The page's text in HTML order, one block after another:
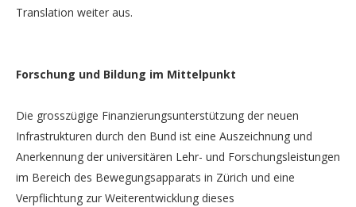
Translation weiter aus.
Forschung und Bildung im Mittelpunkt
Die grosszügige Finanzierungsunterstützung der neuen
Infrastrukturen durch den Bund ist eine Auszeichnung und
Anerkennung der universitären Lehr- und Forschungsleistungen
im Bereich des Bewegungsapparats in Zürich und eine
Verpflichtung zur Weiterentwicklung dieses